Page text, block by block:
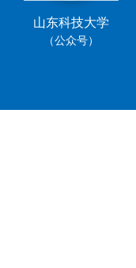
山东科技大学
（公众号）